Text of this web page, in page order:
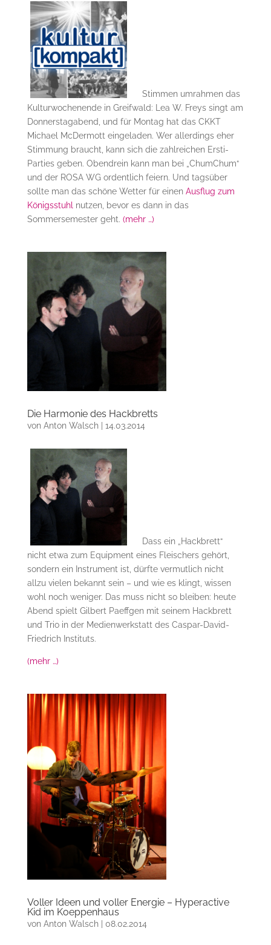
Stimmen umrahmen das
Kulturwochenende in Greifwald: Lea W. Freys singt am
Donnerstagabend, und für Montag hat das CKKT
Michael McDermott eingeladen. Wer allerdings eher
Stimmung braucht, kann sich die zahlreichen Ersti-
Parties geben. Obendrein kann man bei „ChumChum“
und der ROSA WG ordentlich feiern. Und tagsüber
sollte man das schöne Wetter für einen Ausflug zum
Königsstuhlnutzen, bevor es dann in das
Sommersemester geht. (mehr …)
Die Harmonie des Hackbretts
von Anton Walsch| 14.03.2014
Dass ein „Hackbrett“
nicht etwa zum Equipment eines Fleischers gehört,
sondern ein Instrument ist, dürfte vermutlich nicht
allzu vielen bekannt sein – und wie es klingt, wissen
wohl noch weniger. Das muss nicht so bleiben: heute
Abend spielt Gilbert Paeffgen mit seinem Hackbrett
und Trio in der Medienwerkstatt des Caspar-David-
Friedrich Instituts.
(mehr …)
Voller Ideen und voller Energie – Hyperactive
Kid im Koeppenhaus
von Anton Walsch| 08.02.2014